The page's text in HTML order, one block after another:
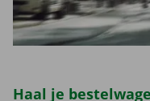
Haal je